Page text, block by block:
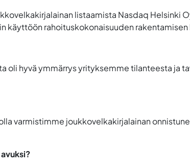
listaamista Nasdaq Helsinki
käyttöön rahoituskokonaisuuden
oli hyvä ymmärrys yrityksemme tilanteesta ja
varmistimme joukkovelkakirjalainan